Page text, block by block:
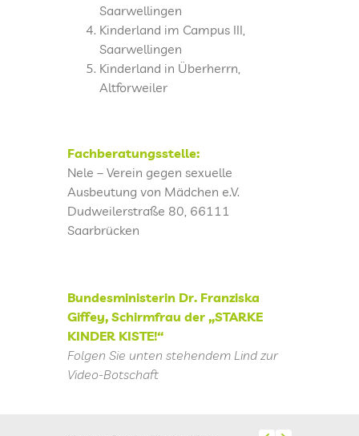
Saarwellingen
Kinderland im Campus III,
Saarwellingen
Kinderland in Überherrn,
Altforweiler
Fachberatungsstelle:
Nele – Verein gegen sexuelle
Ausbeutung von Mädchen e.V.
Dudweilerstraße 80, 66111
Saarbrücken
Bundesministerin Dr. Franziska
Giffey, Schirmfrau der „STARKE
KINDER KISTE!“
Folgen Sie unten stehendem Lind zur
Video-Botschaft